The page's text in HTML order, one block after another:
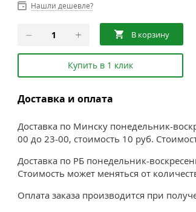
Нашли дешевле?
Купить в 1 клик
Доставка и оплата
Доставка по Минску понедельник-
00 до 23-00, стоимость 10 руб.
Доставка по РБ понедельник-
Стоимость может меняться от
Оплата заказа производится при